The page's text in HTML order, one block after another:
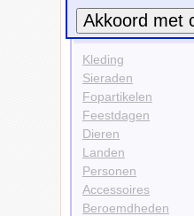
Carnavalsartikelen
Kleding
Sieraden
Fopartikelen
Feestdagen
Dieren
Landen
Personen
Accessoires
Beroemdheden